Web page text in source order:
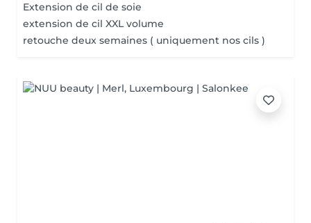
Extension de cil de soie
extension de cil XXL volume
retouche deux semaines ( uniquement nos cils )